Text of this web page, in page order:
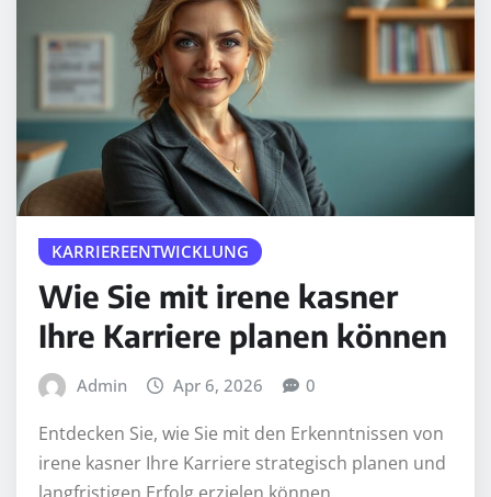
KARRIEREENTWICKLUNG
Wie Sie mit irene kasner
Ihre Karriere planen können
Admin Apr 6, 2026 0
Entdecken Sie, wie Sie mit den Erkenntnissen von
irene kasner Ihre Karriere strategisch planen und
langfristigen Erfolg erzielen können.